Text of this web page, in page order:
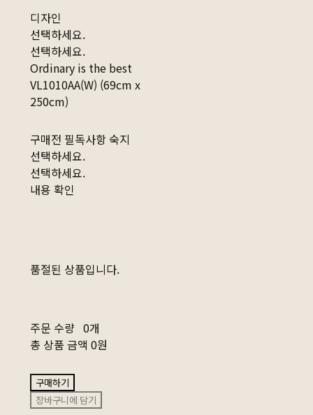
디자인
선택하세요.
선택하세요.
Ordinary is the best
VL1010AA(W) (69cm x
250cm)
구매전 필독사항 숙지
선택하세요.
선택하세요.
내용 확인
품절된 상품입니다.
주문 수량 0개
총 상품 금액 0원
구매하기
장바구니에 담기